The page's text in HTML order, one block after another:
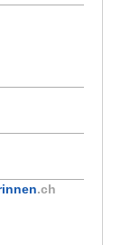
.ch